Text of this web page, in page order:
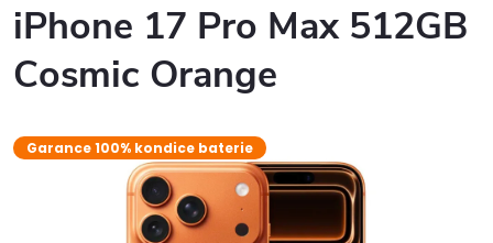
iPhone 17 Pro Max 512GB
Cosmic Orange
Garance 100% kondice baterie